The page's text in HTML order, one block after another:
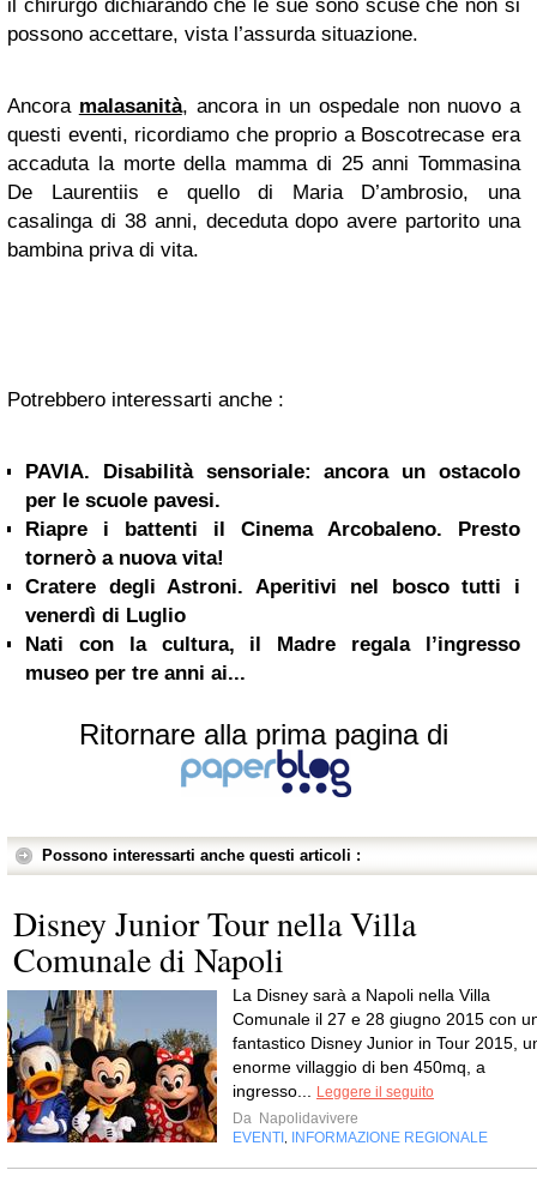
il chirurgo dichiarando che le sue sono scuse che non si
possono accettare, vista l’assurda situazione.
Ancora malasanità, ancora in un ospedale non nuovo a
questi eventi, ricordiamo che proprio a Boscotrecase era
accaduta la morte della mamma di 25 anni Tommasina
De Laurentiis e quello di Maria D’ambrosio, una
casalinga di 38 anni, deceduta dopo avere partorito una
bambina priva di vita.
Potrebbero interessarti anche :
PAVIA. Disabilità sensoriale: ancora un ostacolo
per le scuole pavesi.
Riapre i battenti il Cinema Arcobaleno. Presto
tornerò a nuova vita!
Cratere degli Astroni. Aperitivi nel bosco tutti i
venerdì di Luglio
Nati con la cultura, il Madre regala l’ingresso
museo per tre anni ai...
Ritornare alla prima pagina di
Possono interessarti anche questi articoli :
Disney Junior Tour nella Villa
Comunale di Napoli
La Disney sarà a Napoli nella Villa
Comunale il 27 e 28 giugno 2015 con
fantastico Disney Junior in Tour 2015,
enorme villaggio di ben 450mq, a
ingresso...
Leggere il seguito
Da Napolidavivere
EVENTI
INFORMAZIONE REGIONALE